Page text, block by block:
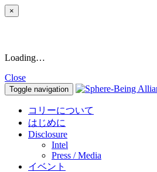
×
Loading…
Close
Toggle navigation
コリーについて
はじめに
Disclosure
Intel
Press / Media
イベント